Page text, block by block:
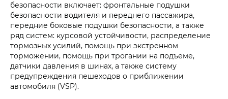
безопасности включает: фронтальные подушки
безопасности водителя и переднего пассажира,
передние боковые подушки безопасности, а также
ряд систем: курсовой устойчивости, распределение
тормозных усилий, помощь при экстренном
торможении, помощь при трогании на подъеме,
датчики давления в шинах, а также систему
предупреждения пешеходов о приближении
автомобиля (VSP).